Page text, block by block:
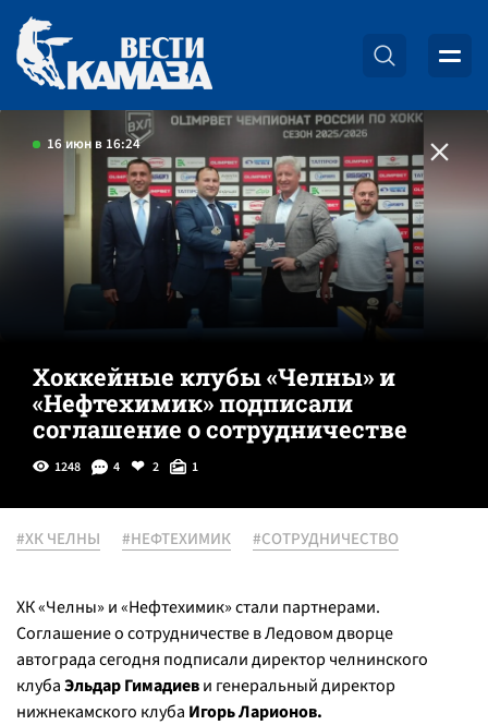
16 июн в 16:24
Хоккейные клубы «Челны» и
«Нефтехимик» подписали
соглашение о сотрудничестве
1248 4 2 1
#ХК ЧЕЛНЫ #НЕФТЕХИМИК #СОТРУДНИЧЕСТВО
ХК «Челны» и «Нефтехимик» стали партнерами.
Соглашение о сотрудничестве в Ледовом дворце
автограда сегодня подписали директор челнинского
клубаЭльдар Гимадиеви генеральный директор
нижнекамского клуба Игорь Ларионов.